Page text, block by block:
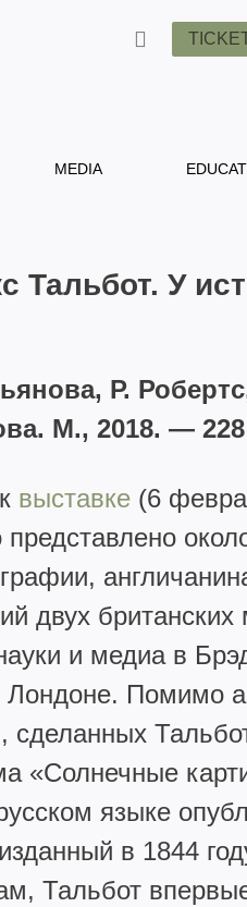
MEDIA
Тальбот. У
Р.
М., 2018. —
выставке(6
двух
и медиа в
Лондоне. Помимо
сделанных
«Солнечные
языке
в 1844
Тальбот